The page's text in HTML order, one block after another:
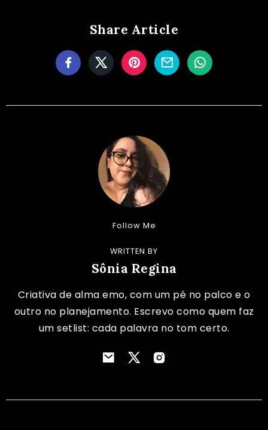
Share Article
Follow Me
WRITTEN BY
Sônia Regina
Criativa de alma emo, com um pé no palco e o
outro no planejamento. Escrevo como quem faz
um setlist: cada palavra no tom certo.